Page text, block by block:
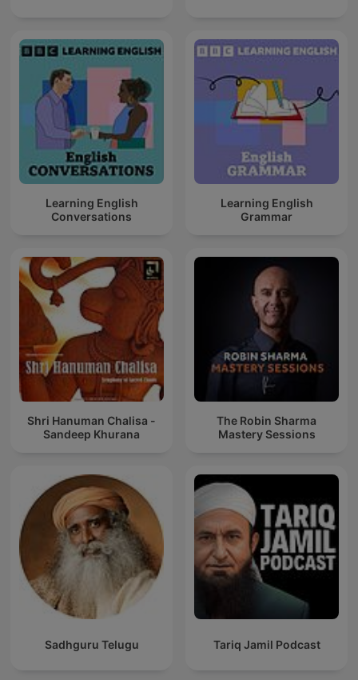
Learning English
Conversations
Learning English
Grammar
Shri Hanuman Chalisa -
Sandeep Khurana
The Robin Sharma
Mastery Sessions
Sadhguru Telugu Tariq Jamil Podcast